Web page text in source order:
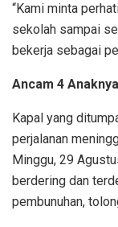
“Kami minta
sekolah sampai
bekerja sebagai
Ancam 4
Kapal yang
perjalanan
Minggu, 29
berdering dan
pembunuhan,